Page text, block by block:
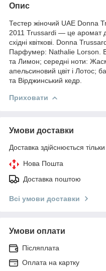
Опис
Тестер жіночий UAE Donna
2011 Trussardi — це аромат
східні квіткові. Donna
Парфумер: Nathalie Lorson.
та Лимон; середні ноти:
апельсиновий цвіт і Лотос;
та Вірджинський кедр.
Приховати
Умови доставки
Доставка здійснюється
Нова Пошта
Доставка поштою
Всі умови доставки
Умови оплати
Післяплата
Оплата на картку